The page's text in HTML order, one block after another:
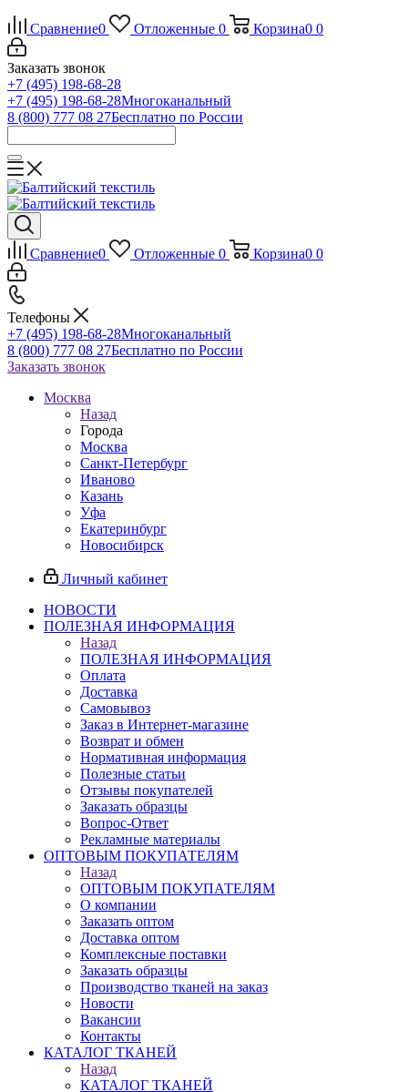
Сравнение0 Отложенные 0 Корзина0 0
Заказать звонок
+7 (495) 198-68-28
+7 (495) 198-68-28Многоканальный
8 (800) 777 08 27Бесплатно по России
Сравнение0 Отложенные 0 Корзина0 0
Телефоны
+7 (495) 198-68-28Многоканальный
8 (800) 777 08 27Бесплатно по России
Заказать звонок
Москва
Назад
Города
Москва
Санкт-Петербург
Иваново
Казань
Уфа
Екатеринбург
Новосибирск
Личный кабинет
НОВОСТИ
ПОЛЕЗНАЯ ИНФОРМАЦИЯ
Назад
ПОЛЕЗНАЯ ИНФОРМАЦИЯ
Оплата
Доставка
Самовывоз
Заказ в Интернет-магазине
Возврат и обмен
Нормативная информация
Полезные статьи
Отзывы покупателей
Заказать образцы
Вопрос-Ответ
Рекламные материалы
ОПТОВЫМ ПОКУПАТЕЛЯМ
Назад
ОПТОВЫМ ПОКУПАТЕЛЯМ
О компании
Заказать оптом
Доставка оптом
Комплексные поставки
Заказать образцы
Производство тканей на заказ
Новости
Вакансии
Контакты
КАТАЛОГ ТКАНЕЙ
Назад
КАТАЛОГ ТКАНЕЙ